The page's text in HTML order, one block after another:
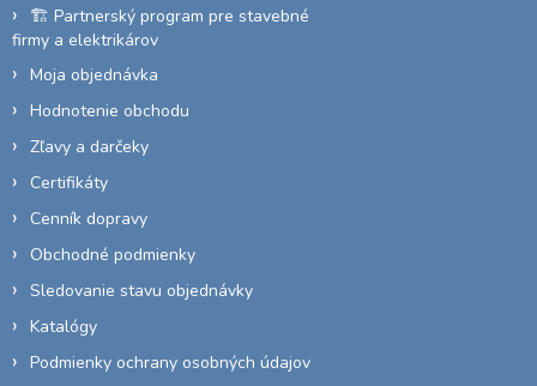
🏗️ Partnerský program pre stavebné
firmy a elektrikárov
Moja objednávka
Hodnotenie obchodu
Zľavy a darčeky
Certifikáty
Cenník dopravy
Obchodné podmienky
Sledovanie stavu objednávky
Katalógy
Podmienky ochrany osobných údajov